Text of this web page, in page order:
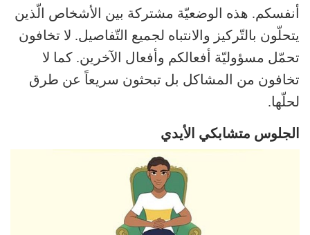
أنفسكم. هذه الوضعيّة مشتركة بين الأشخاص الّذين
يتحلّون بالتّركيز والانتباه لجميع التّفاصيل. لا تخافون
تحمّل مسؤوليّة أفعالكم وأفعال الآخرين. كما لا
تخافون من المشاكل بل تبحثون سريعاً عن طرق
لحلّها.
الجلوس متشابكي الأيدي